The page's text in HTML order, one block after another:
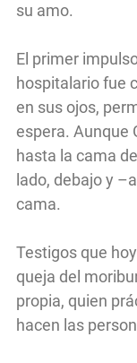
su amo.
El primer
hospitalario fue
en sus ojos,
espera. Aunque
hasta la cama
lado, debajo y
cama.
Testigos que
queja del
propia, quien
hacen las